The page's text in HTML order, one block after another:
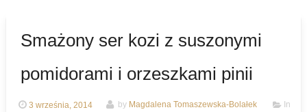
Smażony ser kozi z suszonymi
pomidorami i orzeszkami pinii
3 września, 2014 by Magdalena Tomaszewska-Bolałek
In